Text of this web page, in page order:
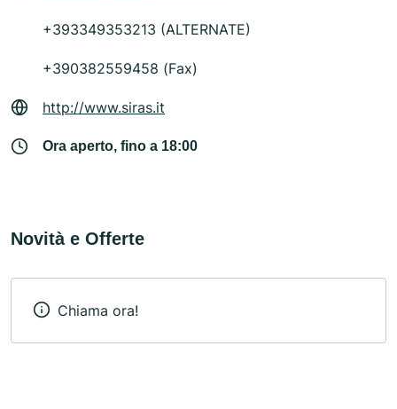
+393349353213 (ALTERNATE)
+390382559458 (Fax)
http://www.siras.it
Ora aperto, fino a 18:00
Novità e Offerte
Chiama ora!